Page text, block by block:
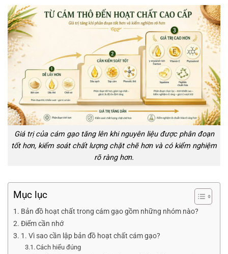
Giá trị của cám gạo tăng lên khi nguyên liệu được phân đoạn
tốt hơn, kiểm soát chất lượng chặt chẽ hơn và có kiểm nghiệm
rõ ràng hơn.
Mục lục
Bản đồ hoạt chất trong cám gạo gồm những nhóm nào?
Điểm cần nhớ
1. Vì sao cần lập bản đồ hoạt chất cám gạo?
Cách hiểu đúng